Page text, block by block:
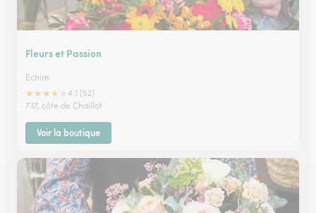
Fleurs et Passion
Echire
★★★★
4.1 (52)
737, côte de Chaillot
Voir la boutique